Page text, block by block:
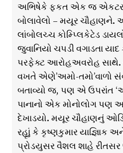
અભિષેકે ફ્કત એક જ
બોલાવેલો – મયૂર ચૌહાણને.
લાંબોલચ્ચ કોમ્પ્લિકેટેડ
જુવાનિયો ચપડી વગાડતા
પરફેક્ટ આરોહઅવરોહ
વખતે એણે’અમો-તમો’વાળો
બતાવ્યો જ, પણ એ ઉપરાંત
પાનાનો એક મોનોલોગ પણ
દેખાડયો. મયૂર ચૌહાણનું
રહૃાું કે કૃષ્ણકુમાર યાજ્ઞિાક
પ્રોડયુસર વૈશલ શાહે